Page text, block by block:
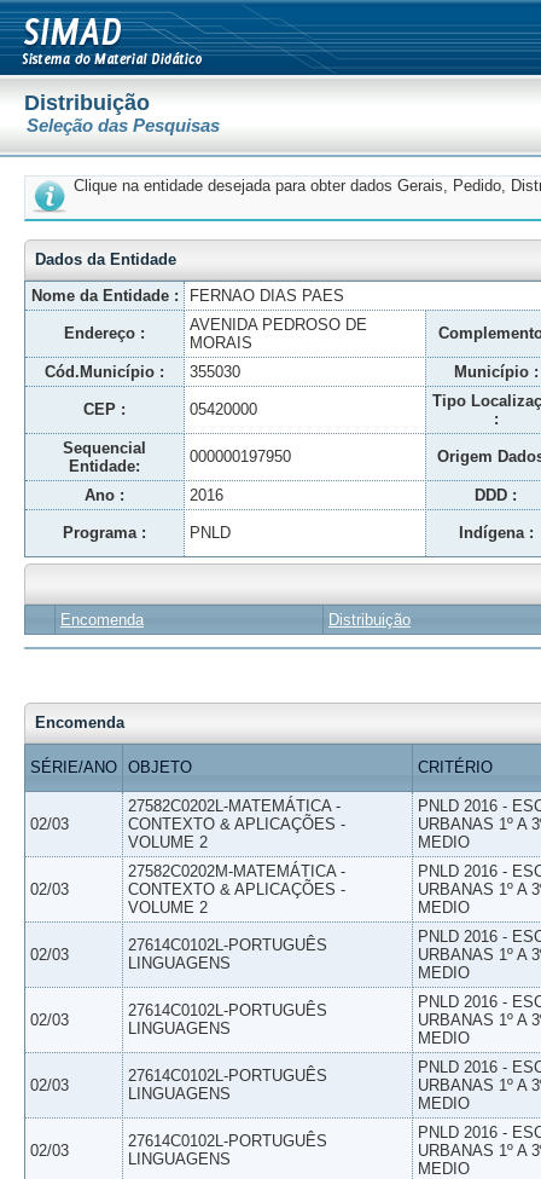
Distribuição
Seleção das Pesquisas
Clique na entidade desejada para obter dados Gerais, Pedido,
Dados da Entidade
Nome da Entidade :
FERNAO DIAS PAES
Endereço :
AVENIDA PEDROSO DE
MORAIS
Cód.Município : 355030 Município :
CEP : 05420000
Tipo
:
Sequencial
Entidade:
000000197950 Origem
Ano : 2016 DDD :
Programa : PNLD Indígena :
Encomenda Distribuição
Encomenda
SÉRIE/ANO OBJETO CRITÉRIO
02/03
27582C0202L-MATEMÁTICA -
CONTEXTO & APLICAÇÕES -
VOLUME 2
PNLD 2016 -
URBANAS 1º A
MEDIO
02/03
27582C0202M-MATEMÁTICA -
CONTEXTO & APLICAÇÕES -
VOLUME 2
PNLD 2016 -
URBANAS 1º A
MEDIO
02/03
27614C0102L-PORTUGUÊS
LINGUAGENS
PNLD 2016 -
URBANAS 1º A
MEDIO
02/03
27614C0102L-PORTUGUÊS
LINGUAGENS
PNLD 2016 -
URBANAS 1º A
MEDIO
02/03
27614C0102L-PORTUGUÊS
LINGUAGENS
PNLD 2016 -
URBANAS 1º A
MEDIO
02/03
27614C0102L-PORTUGUÊS
LINGUAGENS
PNLD 2016 -
URBANAS 1º A
MEDIO